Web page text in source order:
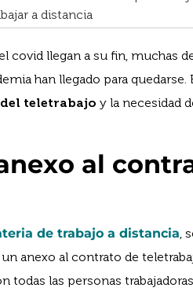
covid llegan a su fin, muchas
han llegado para quedarse.
teletrabajo y la necesidad
al
de trabajo a distancia,
anexo al contrato de
las personas